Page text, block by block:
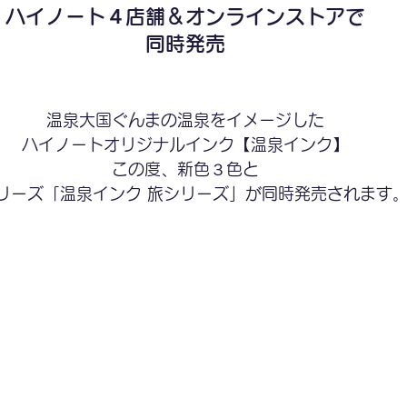
ハイノート４店舗＆オンラインストアで
同時発売
温泉大国ぐんまの温泉をイメージした
ハイノートオリジナルインク【温泉インク】
この度、新色３色と
ーズ「温泉インク 旅シリーズ」が同時発売されます